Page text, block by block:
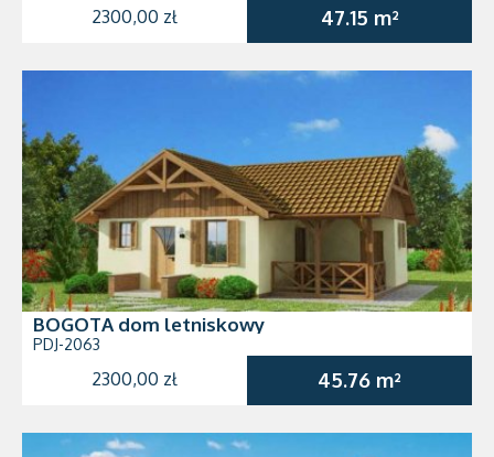
2300,00 zł 47.15 m²
BOGOTA dom letniskowy
PDJ-2063
2300,00 zł 45.76 m²